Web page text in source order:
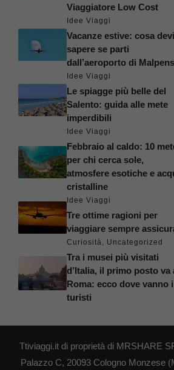
Viaggiatore Low Cost
Idee Viaggi
Vacanze estive: cosa devi
sapere se parti
dall’aeroporto di
Idee Viaggi
Le spiagge più belle del
Salento: guida alle mete
imperdibili
Idee Viaggi
Febbraio al caldo: 10
per chi cerca sole,
atmosfere esotiche e
cristalline
Idee Viaggi
Tre ottime ragioni per
viaggiare sempre
Curiosità, Uncategorized
Tra i musei più visitati
d’Italia, il primo posto va
Roma: ecco dove vanno i
turisti
Ttiviaggi.it di proprietà di MRSHARE
Palazzo C, 20093 Cologno Monzese